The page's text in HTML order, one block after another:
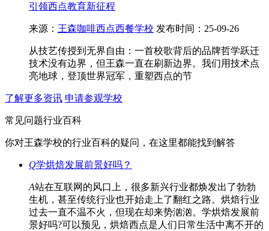
引领西点教育新征程
来源： 王森咖啡西点西餐学校 发布时间：25-09-26
从技艺传授到无界自由：一首校歌背后的品牌哲学跃迁
技术没有边界，但王森一直在刷新边界。我们用技术点
亮地球，登顶世界冠军，重塑西点的节
了解更多资讯 申请参观学校
常见问题行业百科
你对王森学校的行业百科的疑问，在这里都能找到解答
Q学烘焙发展前景好吗？
A站在互联网的风口上，很多新兴行业都焕发出了勃勃
生机，甚至传统行业也开始走上了翻红之路。烘焙行业
过去一直不温不火，但现在却来势汹汹。学烘焙发展前
景好吗?可以预见，烘焙西点是人们日常生活中离不开的